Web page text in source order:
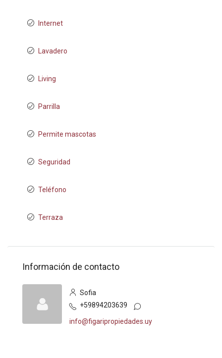
Internet
Lavadero
Living
Parrilla
Permite mascotas
Seguridad
Teléfono
Terraza
Información de contacto
Sofia
+59894203639
info@figaripropiedades.uy